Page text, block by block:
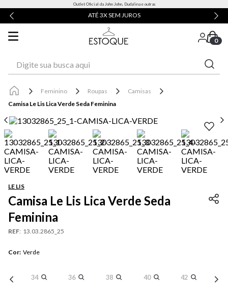
Outlet Oficial da John John, Dudalina e outras
ATÉ 3X SEM JUROS
0
Feminino Roupas
Camisas
Camisa Le Lis Lica Verde Seda Feminina
LE LIS
Camisa Le Lis Lica Verde Seda
Feminina
REF: 13.03.2865_25
Cor: Verde
34 36 38 40 42